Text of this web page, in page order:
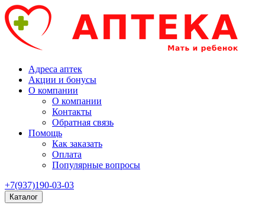
Адреса аптек
Акции и бонусы
О компании
О компании
Контакты
Обратная связь
Помощь
Как заказать
Оплата
Популярные вопросы
+7(937)190-03-03
Каталог